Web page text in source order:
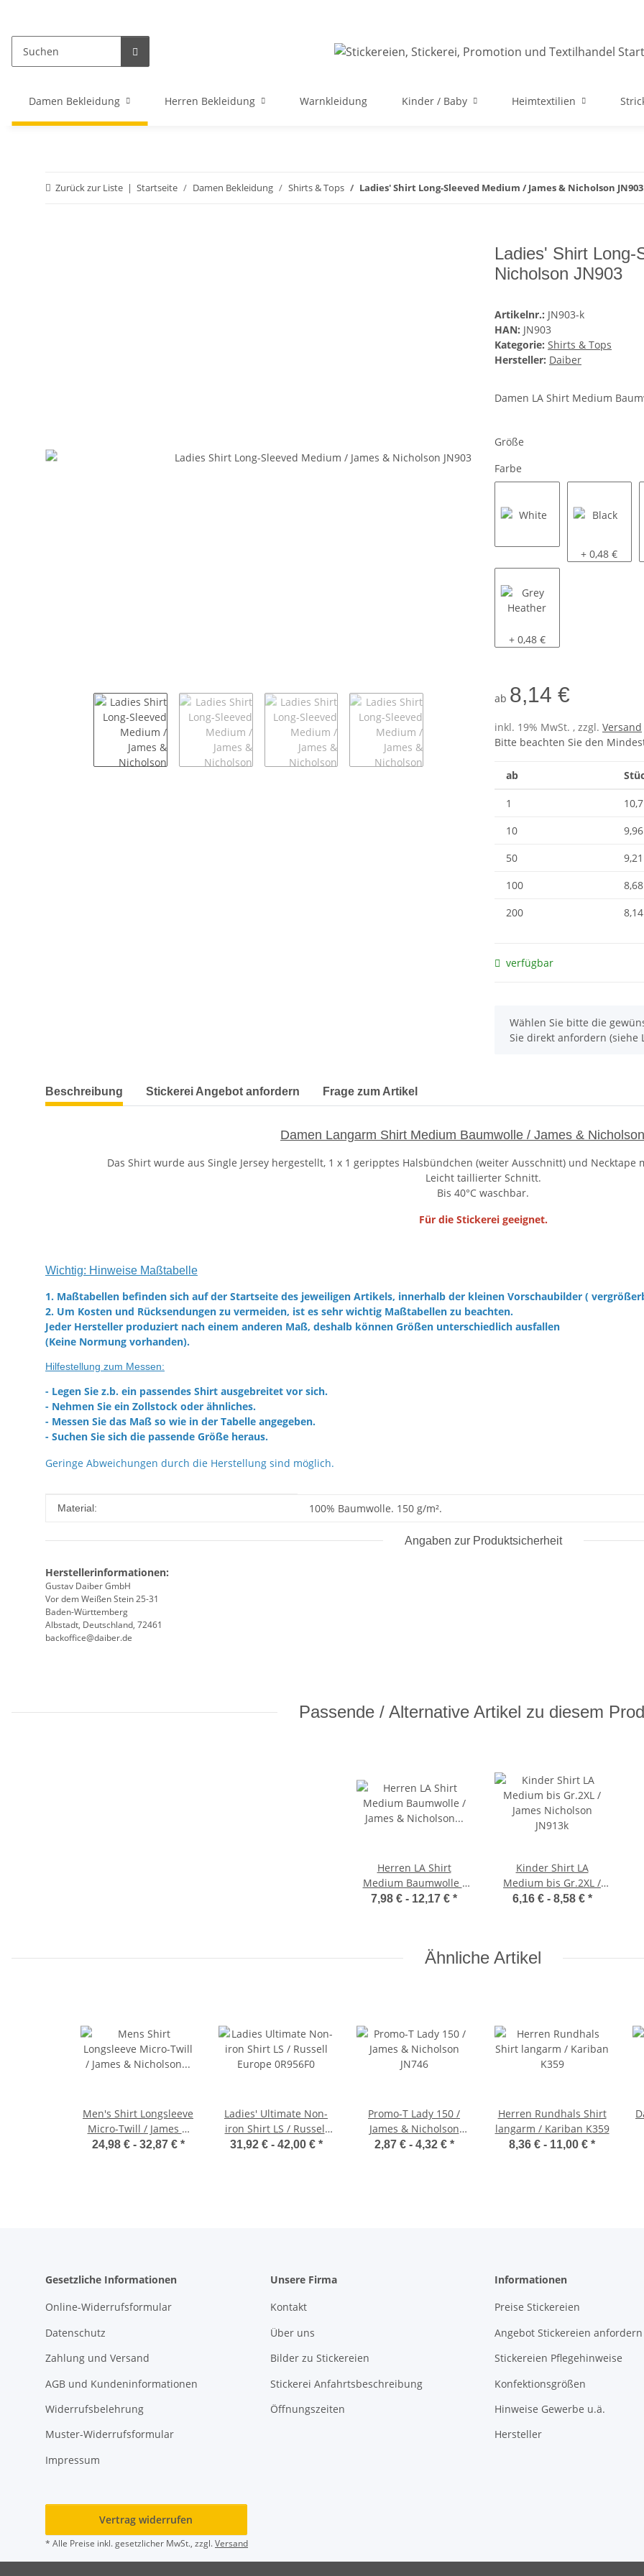
Damen Bekleidung Herren Bekleidung Warnkleidung Kinder / Baby Heimtextilien
Zurück zur Liste Startseite Damen Bekleidung Shirts & Tops Ladies' Shirt Long-Sleeved Medium / James & Nicholson JN903
Ladies' Shirt
Nicholson JN903
Artikelnr.: JN903-k
HAN: JN903
Kategorie: Shirts & Tops
Hersteller: Daiber
Damen LA Shirt Medium
Größe
Farbe
Black
+ 0,48 €
Grey Heather
+ 0,48 €
ab 8,14 €
inkl. 19% MwSt. , zzgl. Versand
Bitte beachten Sie den
ab
1
10
50
100
200
verfügbar
x
Wählen Sie bitte die
Sie direkt anfordern (siehe
weitere Registerkarten anzeigen
Beschreibung Stickerei Angebot anfordern Frage zum Artikel
Damen Langarm Shirt Medium Baumwolle / James &
Das Shirt wurde aus Single Jersey hergestellt, 1 x 1 geripptes Halsbündchen (weiter Ausschnitt) und
Leicht taillierter Schnitt.
Bis 40°C waschbar.
Für die Stickerei geeignet.
Wichtig: Hinweise Maßtabelle
1. Maßtabellen befinden sich auf der Startseite des jeweiligen Artikels, innerhalb der kleinen Vorschaubilder (
2. Um Kosten und Rücksendungen zu vermeiden, ist es sehr wichtig Maßtabellen zu beachten.
Jeder Hersteller produziert nach einem anderen Maß, deshalb können Größen unterschiedlich ausfallen
(Keine Normung vorhanden).
Hilfestellung zum Messen:
- Legen Sie z.b. ein passendes Shirt ausgebreitet vor sich.
- Nehmen Sie ein Zollstock oder ähnliches.
- Messen Sie das Maß so wie in der Tabelle angegeben.
- Suchen Sie sich die passende Größe heraus.
Geringe Abweichungen durch die Herstellung sind möglich.
Produkteigenschaft
Wert
Material: 100% Baumwolle. 150 g/m².
Angaben zur Produktsicherheit
Herstellerinformationen:
Gustav Daiber GmbH
Vor dem Weißen Stein 25-31
Baden-Württemberg
Albstadt, Deutschland, 72461
backoffice@daiber.de
Passende / Alternative Artikel zu diesem
Herren LA Shirt
Medium Baumwolle /
James & Nicholson
7,98 € - 12,17 € *
Kinder Shirt LA
Medium bis Gr.2XL /
James Nicholson
6,16 € - 8,58 € *
Ähnliche Artikel
Men's Shirt Longsleeve
Micro-Twill / James &
Nicholson JN682
24,98 € - 32,87 € *
Ladies' Ultimate Non-
iron Shirt LS / Russell
Europe 0R956F0
31,92 € - 42,00 € *
Promo-T Lady 150 /
James & Nicholson
JN746
2,87 € - 4,32 € *
Herren Rundhals Shirt
langarm / Kariban K359
8,36 € - 11,00 € *
Gesetzliche Informationen
Online-Widerrufsformular
Datenschutz
Zahlung und Versand
AGB und Kundeninformationen
Widerrufsbelehrung
Muster-Widerrufsformular
Impressum
Unsere Firma
Kontakt
Über uns
Bilder zu Stickereien
Stickerei Anfahrtsbeschreibung
Öffnungszeiten
Informationen
Preise Stickereien
Angebot Stickereien anfordern
Stickereien Pflegehinweise
Konfektionsgrößen
Hinweise Gewerbe u.ä.
Hersteller
Vertrag widerrufen
* Alle Preise inkl. gesetzlicher MwSt., zzgl.Versand